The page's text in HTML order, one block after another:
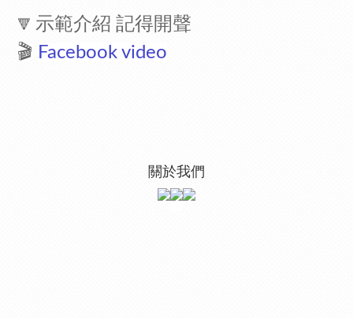
🔻 示範介紹 記得開聲
🎬 Facebook video
關於我們